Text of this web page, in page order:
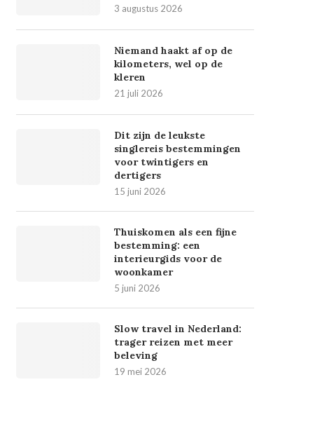
3 augustus 2026
Niemand haakt af op de
kilometers, wel op de
kleren
21 juli 2026
Dit zijn de leukste
singlereis bestemmingen
voor twintigers en
dertigers
15 juni 2026
Thuiskomen als een fijne
bestemming: een
interieurgids voor de
woonkamer
5 juni 2026
Slow travel in Nederland:
trager reizen met meer
beleving
19 mei 2026